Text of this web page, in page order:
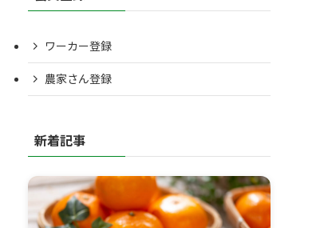
ワーカー登録
農家さん登録
新着記事